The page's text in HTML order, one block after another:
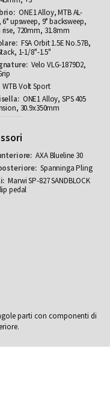
ONE1 Alloy, MTB AL-
6° upsweep, 9° backsweep,
rise, 720mm, 31.8mm
FSA Orbit 1.5E No.57B,
1-1/8"-1.5"
Velo VLG-1879D2,
WTB Volt Sport
ONE1 Alloy, SPS 405
30.9x350mm
AXA Blueline 30
Spanninga Pling
Marwi SP-827 SANDBLOCK
pedal
parti con componenti di